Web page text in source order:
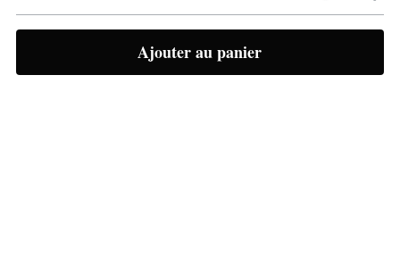
Ajouter au panier